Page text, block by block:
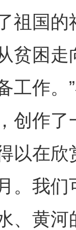
祖国
贫困
工作。
创作了
以在
。我
、黄